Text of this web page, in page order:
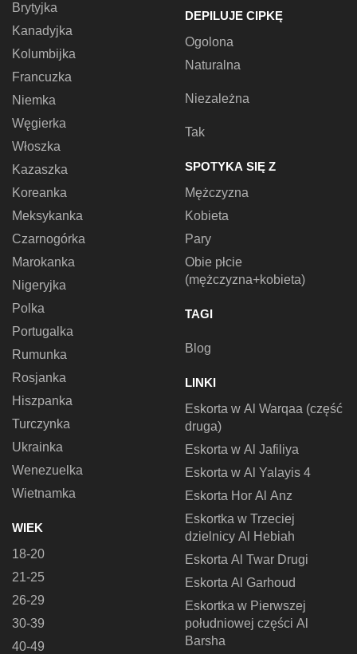
Brytyjka
Kanadyjka
Kolumbijka
Francuzka
Niemka
Węgierka
Włoszka
Kazaszka
Koreanka
Meksykanka
Czarnogórka
Marokanka
Nigeryjka
Polka
Portugalka
Rumunka
Rosjanka
Hiszpanka
Turczynka
Ukrainka
Wenezuelka
Wietnamka
WIEK
18-20
21-25
26-29
30-39
40-49
DEPILUJE CIPKĘ
Ogolona
Naturalna
Niezależna
Tak
SPOTYKA SIĘ Z
Mężczyzna
Kobieta
Pary
Obie płcie
(mężczyzna+kobieta)
TAGI
Blog
LINKI
Eskorta w Al Warqaa (część
druga)
Eskorta w Al Jafiliya
Eskorta w Al Yalayis 4
Eskorta Hor Al Anz
Eskortka w Trzeciej
dzielnicy Al Hebiah
Eskorta Al Twar Drugi
Eskorta Al Garhoud
Eskortka w Pierwszej
południowej części Al
Barsha